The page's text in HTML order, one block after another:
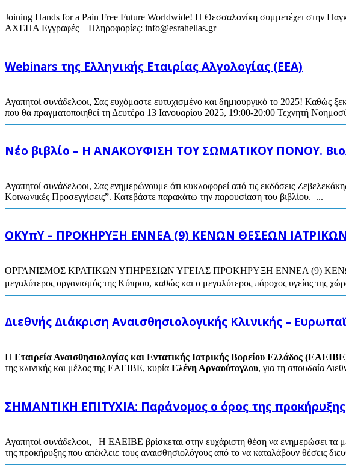
Joining Hands for a Pain Free Future Worldwide! Η Θεσσαλονίκη συμμετέχει στην
ΑΧΕΠΑ Εγγραφές – Πληροφορίες: info@esrahellas.gr
Webinars της Ελληνικής Εταιρίας Αλγολογίας (ΕΕΑ)
Αγαπητοί συνάδελφοι, Σας ευχόμαστε ευτυχισμένο και δημιουργικό το 2025! Καθώς
που θα πραγματοποιηθεί τη Δευτέρα 13 Ιανουαρίου 2025, 19:00-20:00 Τεχνητή
Νέο βιβλίο – Η ΑΝΑΚΟΥΦΙΣΗ ΤΟΥ ΣΩΜΑΤΙΚΟΥ ΠΟΝΟΥ.
Αγαπητοί συνάδελφοι, Σας ενημερώνουμε ότι κυκλοφορεί από τις εκδόσεις
Κοινωνικές Προσεγγίσεις”. Κατεβάστε παρακάτω την παρουσίαση του βιβλίου. ...
ΟΚΥπΥ – ΠΡΟΚΗΡΥΞΗ ΕΝΝΕΑ (9) ΚΕΝΩΝ ΘΕΣΕΩΝ
ΟΡΓΑΝΙΣΜΟΣ ΚΡΑΤΙΚΩΝ ΥΠΗΡΕΣΙΩΝ ΥΓΕΙΑΣ ΠΡΟΚΗΡΥΞΗ ΕΝΝΕΑ (9) ΚΕΝΩΝ
μεγαλύτερος οργανισμός της Κύπρου, καθώς και ο μεγαλύτερος πάροχος υγείας της
Διεθνής Διάκριση Αναισθησιολογικής Κλινικής –
Η Εταιρεία Αναισθησιολογίας και Εντατικής Ιατρικής Βορείου Ελλάδος
της κλινικής και μέλος της ΕΑΕΙΒΕ, κυρία Ελένη Αρναούτογλου, για τη σπουδαία
ΣΗΜΑΝΤΙΚΗ ΕΠΙΤΥΧΙΑ: Παράνομος ο όρος της
Αγαπητοί συνάδελφοι, Η ΕΑΕΙΒΕ βρίσκεται στην ευχάριστη θέση να ενημερώσει τα
της προκήρυξης που απέκλειε τους αναισθησιολόγους από το να καταλάβουν θέσεις